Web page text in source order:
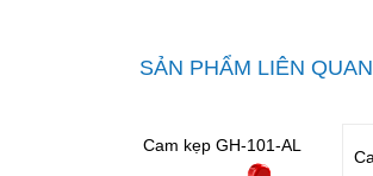
SẢN PHẨM LIÊN QUAN
Cam kẹp GH-101-AL